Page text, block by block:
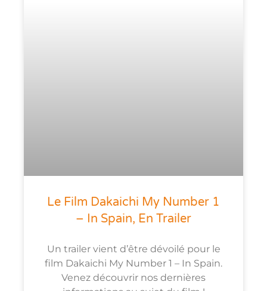
Le Film Dakaichi My Number 1
– In Spain, En Trailer
Un trailer vient d’être dévoilé pour le
film Dakaichi My Number 1 – In Spain.
Venez découvrir nos dernières